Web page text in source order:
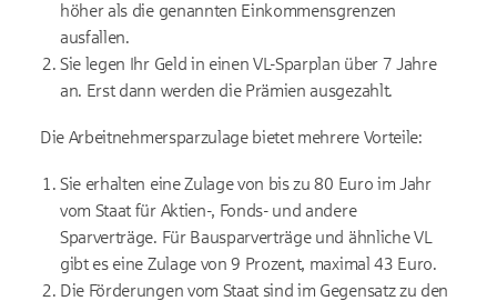
höher als die genannten Einkommensgrenzen
ausfallen.
Sie legen Ihr Geld in einen VL-Sparplan über 7 Jahre
an. Erst dann werden die Prämien ausgezahlt.
Die Arbeitnehmersparzulage bietet mehrere Vorteile:
Sie erhalten eine Zulage von bis zu 80 Euro im Jahr
vom Staat für Aktien-, Fonds- und andere
Sparverträge. Für Bausparverträge und ähnliche VL
gibt es eine Zulage von 9 Prozent, maximal 43 Euro.
Die Förderungen vom Staat sind im Gegensatz zu den